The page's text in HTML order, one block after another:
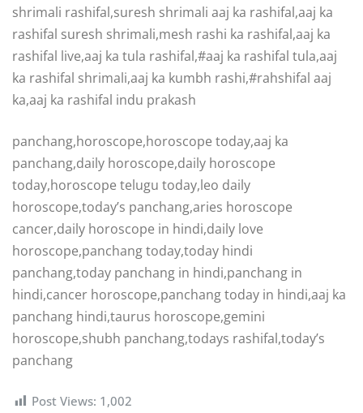
shrimali rashifal,suresh shrimali aaj ka rashifal,aaj ka
rashifal suresh shrimali,mesh rashi ka rashifal,aaj ka
rashifal live,aaj ka tula rashifal,#aaj ka rashifal tula,aaj
ka rashifal shrimali,aaj ka kumbh rashi,#rahshifal aaj
ka,aaj ka rashifal indu prakash
panchang,horoscope,horoscope today,aaj ka
panchang,daily horoscope,daily horoscope
today,horoscope telugu today,leo daily
horoscope,today’s panchang,aries horoscope
cancer,daily horoscope in hindi,daily love
horoscope,panchang today,today hindi
panchang,today panchang in hindi,panchang in
hindi,cancer horoscope,panchang today in hindi,aaj ka
panchang hindi,taurus horoscope,gemini
horoscope,shubh panchang,todays rashifal,today’s
panchang
Post Views: 1,002